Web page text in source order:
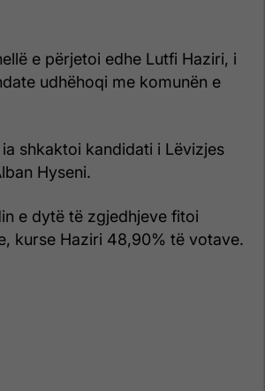
e përjetoi edhe Lutfi Haziri, i
udhëhoqi me komunën e
shkaktoi kandidati i Lëvizjes
Hyseni.
e dytë të zgjedhjeve fitoi
kurse Haziri 48,90% të votave.